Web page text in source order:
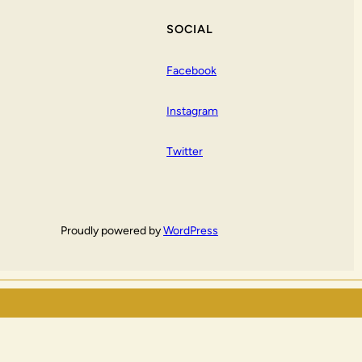
SOCIAL
Facebook
Instagram
Twitter
Proudly powered byWordPress